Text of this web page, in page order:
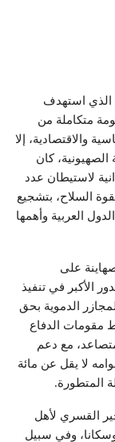
الذي استهدف
متكاملة من
والاقتصادية، إلا
الصهيونية، كان
لاستيطان عدد
السلاح، بتشجيع
العربية وأهمها
على
الأكبر في تنفيذ
الدموية بحق
مقومات الدفاع
مع دعم
لا يقل عن مائة
المتطورة.
القسري لأهل
وفي سبيل